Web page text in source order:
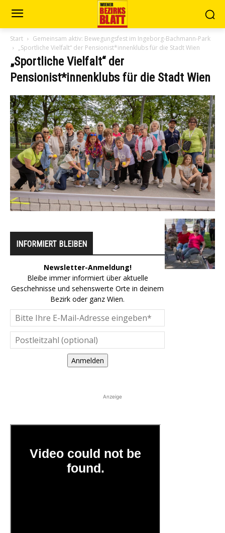
Start
Gemeinsam aktiv: Bewegungsfest im Ingeborg-Bachmann-Park
„Sportliche Vielfalt“ der Pensionist*innenklubs für die Stadt Wien
„Sportliche Vielfalt“ der
Pensionist*innenklubs für die Stadt Wien
INFORMIERT BLEIBEN
Newsletter-Anmeldung!
Bleibe immer informiert über aktuelle
Geschehnisse und sehenswerte Orte in deinem
Bezirk oder ganz Wien.
Anmelden
Anzeige